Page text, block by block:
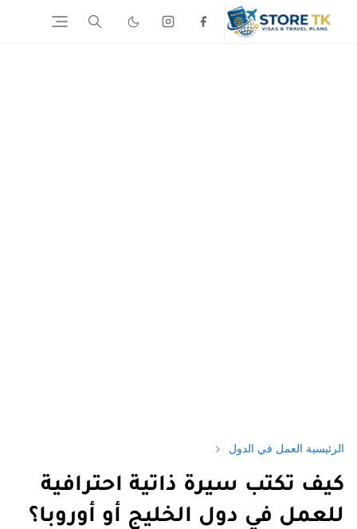
الرئيسية العمل في الدول
كيف تكتب سيرة ذاتية احترافية
للعمل في دول الخليج أو أوروبا؟